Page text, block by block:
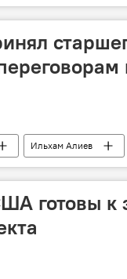
документ
Ильхам Алиев
на Кавказе Луи Боно
готовы к